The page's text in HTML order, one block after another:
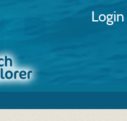
Login